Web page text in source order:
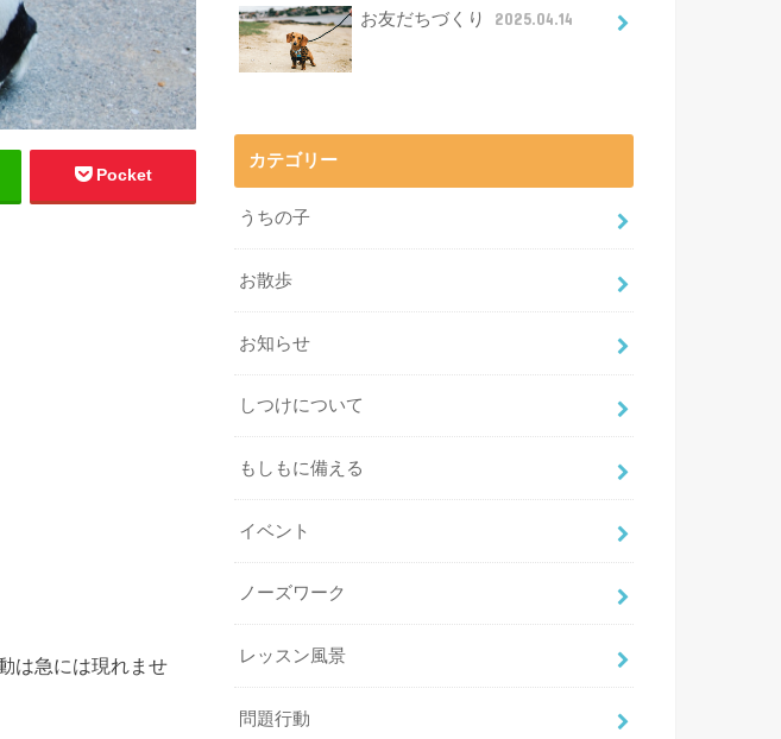
Pocket
は急には現れませ
お友だちづくり 2025.04.14
カテゴリー
うちの子
お散歩
お知らせ
しつけについて
もしもに備える
イベント
ノーズワーク
レッスン風景
問題行動